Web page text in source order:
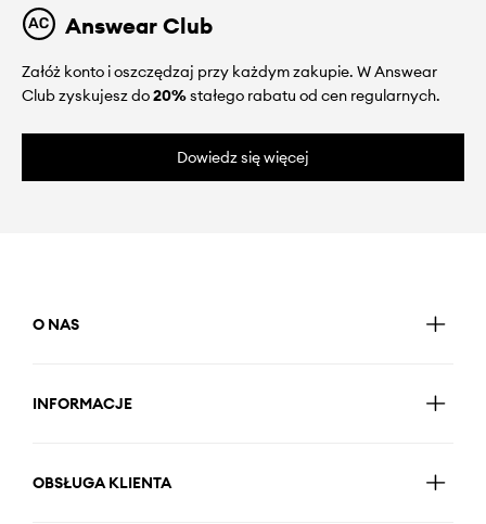
Answear Club
Załóż konto i oszczędzaj przy każdym zakupie. W Answear
Club zyskujesz do20%stałego rabatu od cen regularnych.
Dowiedz się więcej
O NAS
INFORMACJE
OBSŁUGA KLIENTA